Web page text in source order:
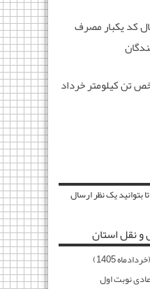
کد یکبار مصرف
تن کیلومتر خرداد
تا بتوانید یک نظر ارسال
و نقل استان
1405)
نوبت اول